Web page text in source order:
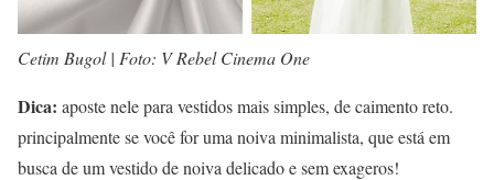
Cetim Bugol | Foto: V Rebel Cinema One
Dica: aposte nele para vestidos mais simples, de caimento reto.
principalmente se você for uma noiva minimalista, que está em
busca de um vestido de noiva delicado e sem exageros!